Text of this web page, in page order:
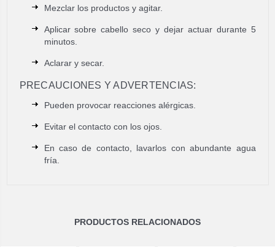
Mezclar los productos y agitar.
Aplicar sobre cabello seco y dejar actuar durante 5
minutos.
Aclarar y secar.
PRECAUCIONES Y ADVERTENCIAS:
Pueden provocar reacciones alérgicas.
Evitar el contacto con los ojos.
En caso de contacto, lavarlos con abundante agua
fría.
PRODUCTOS RELACIONADOS